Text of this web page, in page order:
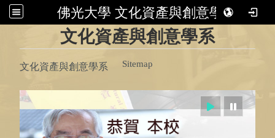
佛光大學 文化資產與創意學系
:::
文化資產與創意學系
Sitemap
文化資產與創意學系